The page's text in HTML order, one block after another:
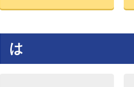
は